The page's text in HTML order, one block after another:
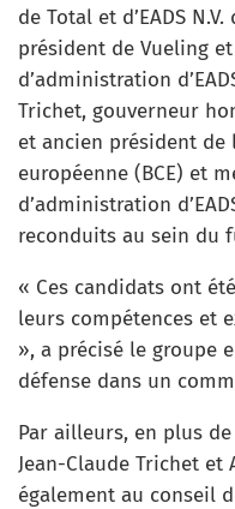
de Total et d’EADS
président de Vueling
d’administration
Trichet, gouverneur
et ancien président de
européenne (BCE) et
d’administration
reconduits au sein du
« Ces candidats ont
leurs compétences et
», a précisé le groupe
défense dans un
Par ailleurs, en plus de
Jean-Claude Trichet et
également au conseil